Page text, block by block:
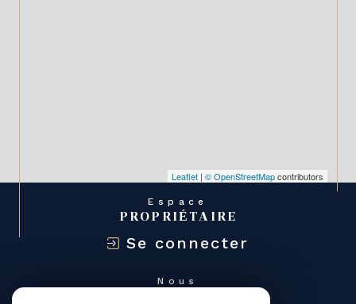
Leaflet | © OpenStreetMapcontributors
Espace
PROPRIÉTAIRE
Se connecter
Nous